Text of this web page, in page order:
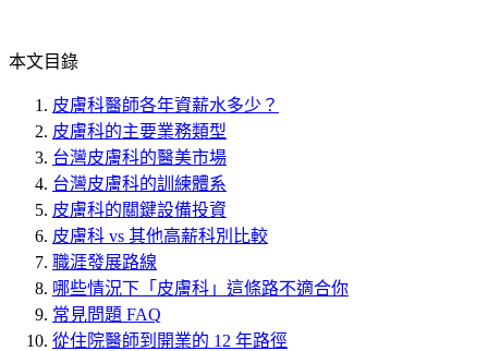
本文目錄
皮膚科醫師各年資薪水多少？
皮膚科的主要業務類型
台灣皮膚科的醫美市場
台灣皮膚科的訓練體系
皮膚科的關鍵設備投資
皮膚科 vs 其他高薪科別比較
職涯發展路線
哪些情況下「皮膚科」這條路不適合你
常見問題 FAQ
從住院醫師到開業的 12 年路徑